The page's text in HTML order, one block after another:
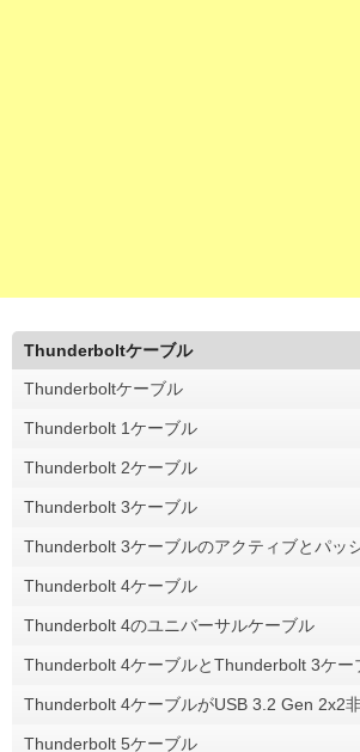
Thunderboltケーブル
Thunderboltケーブル
Thunderbolt 1ケーブル
Thunderbolt 2ケーブル
Thunderbolt 3ケーブル
Thunderbolt 3ケーブルのアクティブとパッ
Thunderbolt 4ケーブル
Thunderbolt 4のユニバーサルケーブル
Thunderbolt 4ケーブルとThunderbolt 3ケー
Thunderbolt 4ケーブルがUSB 3.2 Gen 2x2
Thunderbolt 5ケーブル